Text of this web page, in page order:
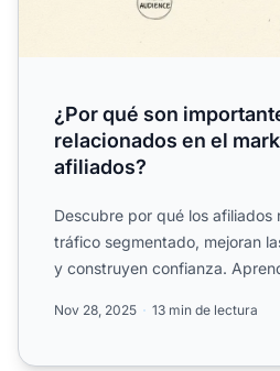
¿Por qué son
relacionados en el
afiliados?
Descubre por qué los afiliados
tráfico segmentado, mejoran
y construyen confianza.
Nov 28, 2025 13 min de lectura